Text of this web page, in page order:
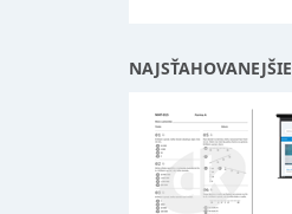
NAJSŤAHOVANEJŠIE